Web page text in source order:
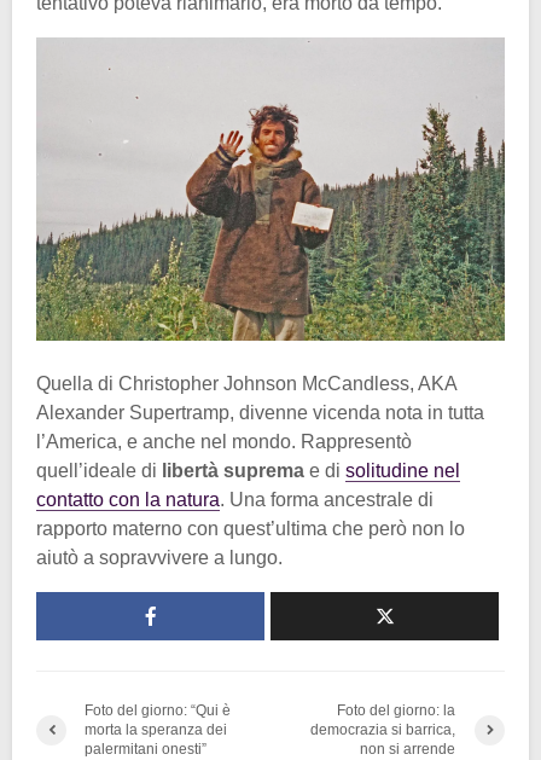
Quella di Christopher Johnson McCandless, AKA
Alexander Supertramp, divenne vicenda nota in tutta
l’America, e anche nel mondo. Rappresentò
quell’ideale di libertà suprema e di solitudine nel
contatto con la natura. Una forma ancestrale di
rapporto materno con quest’ultima che però non lo
aiutò a sopravvivere a lungo.
Foto del giorno: “Qui è
morta la speranza dei
palermitani onesti”
Foto del giorno: la
democrazia si barrica,
non si arrende